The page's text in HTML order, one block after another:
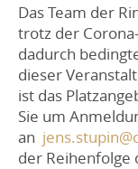
Das Team der
trotz der
dadurch
dieser
ist das
Sie um
an
der Reihenfolge